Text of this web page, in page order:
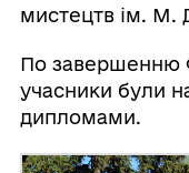
мистецтв ім. М.
По завершенню
учасники були
дипломами.